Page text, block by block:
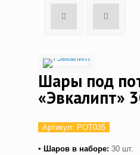
Шары под
«Эвкалипт»
Артикул: POT035
▪ Шаров в наборе: 30 шт.